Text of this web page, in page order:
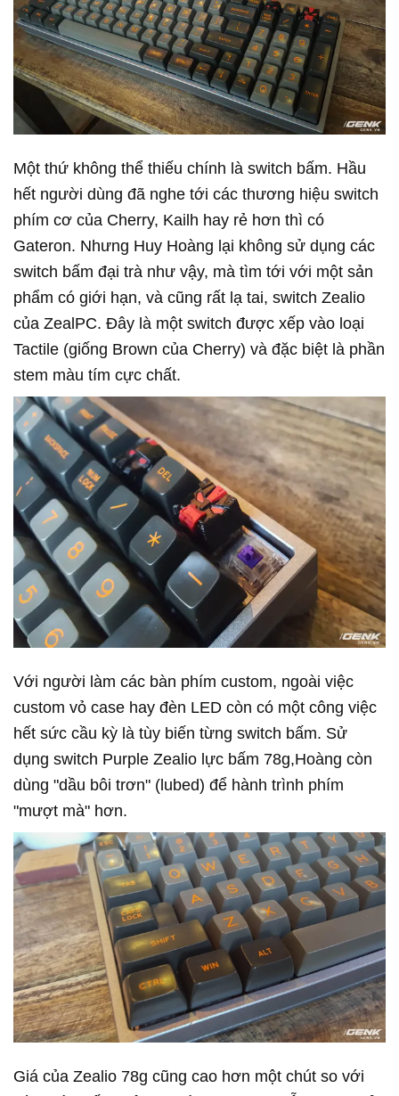
Một thứ không thể thiếu chính là switch bấm. Hầu
hết người dùng đã nghe tới các thương hiệu switch
phím cơ của Cherry, Kailh hay rẻ hơn thì có
Gateron. Nhưng Huy Hoàng lại không sử dụng các
switch bấm đại trà như vậy, mà tìm tới với một sản
phẩm có giới hạn, và cũng rất lạ tai, switch Zealio
của ZealPC. Đây là một switch được xếp vào loại
Tactile (giống Brown của Cherry) và đặc biệt là phần
stem màu tím cực chất.
Với người làm các bàn phím custom, ngoài việc
custom vỏ case hay đèn LED còn có một công việc
hết sức cầu kỳ là tùy biến từng switch bấm. Sử
dụng switch Purple Zealio lực bấm 78g,Hoàng còn
dùng "dầu bôi trơn" (lubed) để hành trình phím
"mượt mà" hơn.
Giá của Zealio 78g cũng cao hơn một chút so với